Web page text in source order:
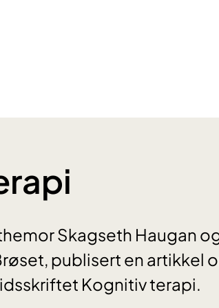
Skagseth Haugan
publisert en artikkel
Kognitiv terapi.